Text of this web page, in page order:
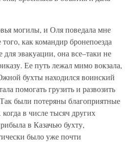
могилы, и Оля поведала мне
как командир бронепоезда
для эвакуации, она все–таки не
Ее путь лежал мимо вокзала,
бухты находился воинский
помогать грузить и развозить
были потеряны благоприятные
в числе тысяч других
в Казачью бухту,
было уже почти